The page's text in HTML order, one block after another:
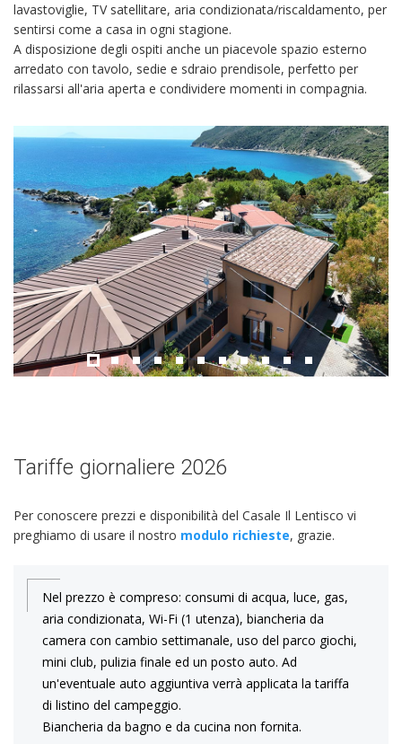
lavastoviglie, TV satellitare, aria condizionata/riscaldamento, per
sentirsi come a casa in ogni stagione.
A disposizione degli ospiti anche un piacevole spazio esterno
arredato con tavolo, sedie e sdraio prendisole, perfetto per
rilassarsi all'aria aperta e condividere momenti in compagnia.
Tariffe giornaliere 2026
Per conoscere prezzi e disponibilità del Casale Il Lentisco vi
preghiamo di usare il nostro modulo richieste, grazie.
Nel prezzo è compreso: consumi di acqua, luce, gas,
aria condizionata, Wi-Fi (1 utenza), biancheria da
camera con cambio settimanale, uso del parco giochi,
mini club, pulizia finale ed un posto auto. Ad
un'eventuale auto aggiuntiva verrà applicata la tariffa
di listino del campeggio.
Biancheria da bagno e da cucina non fornita.